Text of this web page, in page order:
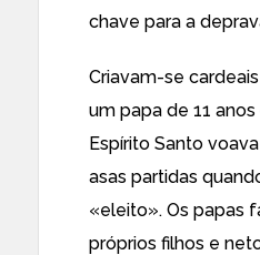
chave para a
Criavam-se
um papa de 11
Espírito Santo
asas partidas
«eleito». Os papas
próprios filhos e